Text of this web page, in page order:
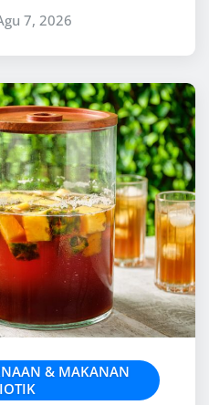
7, 2026
& MAKANAN